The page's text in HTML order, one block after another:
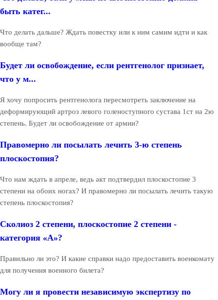
быть катег...
Что делать дальше? Ждать повестку или к ним самим идти и как
вообще там?
Будет ли освобождение, если рентгенолог признает,
что у м...
Я хочу попросить рентгенолога пересмотреть заключение на
деформирующий артроз левого голеноступного сустава 1ст на 2ю
степень. Будет ли освобождение от армии?
Правомерно ли посылать лечить 3-ю степень
плоскостопия?
Что нам ждать в апреле, ведь акт подтвердил плоскостопие 3
степени на обоих ногах? И правомерно ли посылать лечить такую
степень плоскостопия?
Сколиоз 2 степени, плоскостопие 2 степени -
категория «А»?
Правильно ли это? И какие справки надо предоставить военкомату
для получения военного билета?
Могу ли я провести независимую экспертизу по